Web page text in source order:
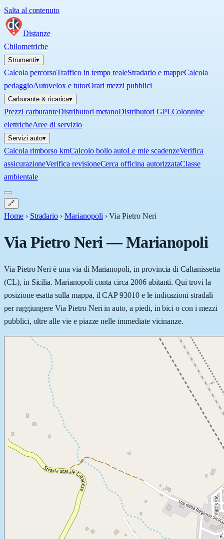
Salta al contenuto
Distanze
Chilometriche
Strumenti▾
Calcola percorsoTraffico in tempo realeStradario e mappeCalcola
pedaggioAutovelox e tutorOrari mezzi pubblici
Carburante & ricarica▾
Prezzi carburanteDistributori metanoDistributori GPLColonnine
elettricheAree di servizio
Servizi auto▾
Calcola rimborso kmCalcolo bollo autoLe mie scadenzeVerifica
assicurazioneVerifica revisioneCerca officina autorizzataClasse
ambientale
🔗
Home › Stradario › Marianopoli ›Via Pietro Neri
Via Pietro Neri—Marianopoli
Via Pietro Neri è una via di Marianopoli, in provincia di Caltanissetta
(CL), in Sicilia. Marianopoli conta circa 2006 abitanti. Qui trovi la
posizione esatta sulla mappa, il CAP 93010 e le indicazioni stradali
per raggiungere Via Pietro Neri in auto, a piedi, in bici o con i mezzi
pubblici, oltre alle vie e piazze nelle immediate vicinanze.